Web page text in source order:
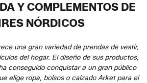
Y COMPLEMENTOS DE
NÓRDICOS
una gran variedad de prendas de vestir,
del hogar. El diseño de sus productos,
conseguido conquistar a un gran público
elige ropa, bolsos o calzado Arket para el